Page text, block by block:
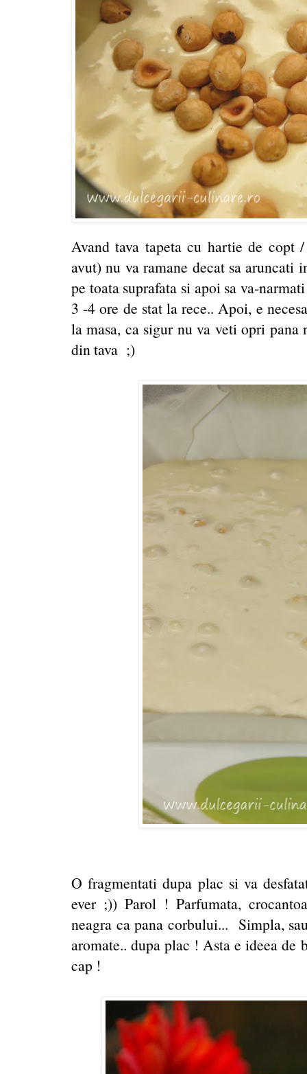
Avand tava tapeta cu hartie de copt
avut) nu va ramane decat sa aruncati
pe toata suprafata si apoi sa va-
3 -4 ore de stat la rece.. Apoi, e
la masa, ca sigur nu va veti opri pana
din tava ;)
O fragmentati dupa plac si va
ever ;)) Parol ! Parfumata,
neagra ca pana corbului... Simpla,
aromate.. dupa plac ! Asta e ideea de
cap !